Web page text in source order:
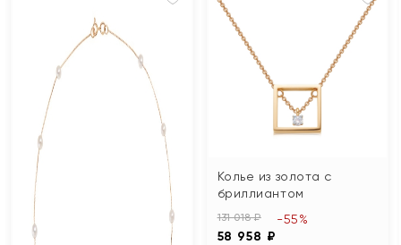
Колье из золота с
бриллиантом
131 018 ₽
58 958 ₽
-55%